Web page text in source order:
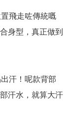
飛走咗傳統嘅
身型，真正做到
汗！呢款背部
汗水，就算大汗